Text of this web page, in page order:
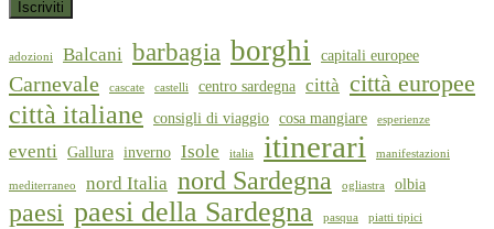
adozioni Balcani barbagia borghi capitali europee
Carnevale cascate castelli centro sardegna città città europee
città italiane consigli di viaggio cosa mangiare esperienze
eventi Gallura inverno Isole italia itinerari manifestazioni
mediterraneo nord Italia nord Sardegna ogliastra olbia
paesi paesi della Sardegna pasqua piatti tipici